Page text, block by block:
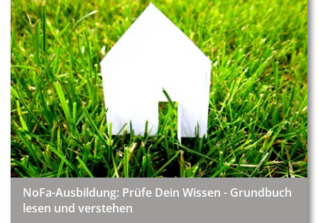
NoFa-Ausbildung: Prüfe Dein Wissen - Grundbuch
lesen und verstehen